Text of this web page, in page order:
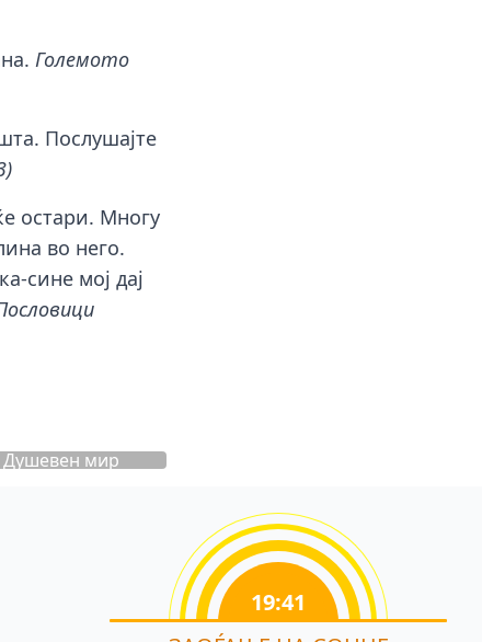
Големото
Послушајте
остари. Многу
во него.
сине мој дај
Душевен мир
19:41